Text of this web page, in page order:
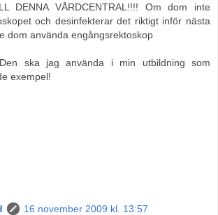
DENNA VÅRDCENTRAL!!!! Om dom inte
och desinfekterar det riktigt inför nästa
dom använda engångsrektoskop
ska jag använda i min utbildning som
exempel!
16 november 2009 kl. 13:57